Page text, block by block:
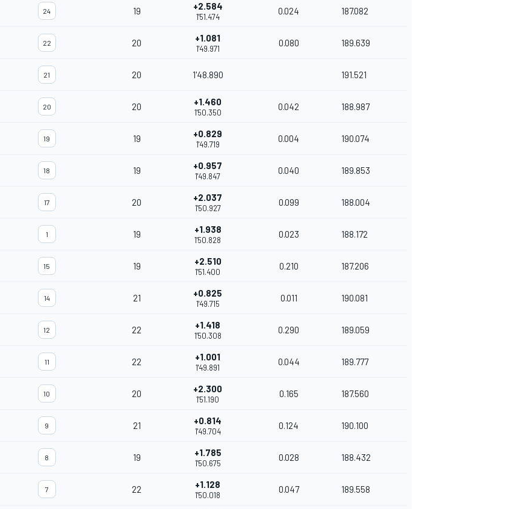
24 19 +2.584
1'51.474
0.024 187.082
22 20 +1.081
1'49.971
0.080 189.639
21 20 1'48.890 191.521
20 20 +1.460
1'50.350
0.042 188.987
19 19 +0.829
1'49.719
0.004 190.074
18 19 +0.957
1'49.847
0.040 189.853
17 20 +2.037
1'50.927
0.099 188.004
1 19 +1.938
1'50.828
0.023 188.172
15 19 +2.510
1'51.400
0.210 187.206
14 21 +0.825
1'49.715
0.011 190.081
12 22 +1.418
1'50.308
0.290 189.059
11 22 +1.001
1'49.891
0.044 189.777
10 20 +2.300
1'51.190
0.165 187.560
9 21 +0.814
1'49.704
0.124 190.100
8 19 +1.785
1'50.675
0.028 188.432
7 22 +1.128
1'50.018
0.047 189.558